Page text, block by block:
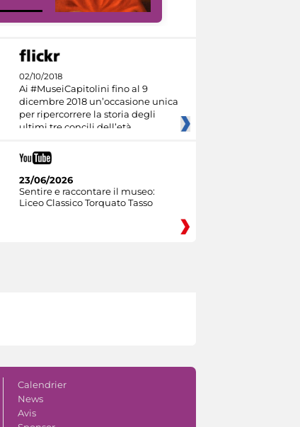
02/10/2018
Ai #MuseiCapitolini fino al 9
dicembre 2018 un’occasione unica
per ripercorrere la storia degli
ultimi tre concili dell’età
23/06/2026
Sentire e raccontare il museo:
Liceo Classico Torquato Tasso
Calendrier
News
Avis